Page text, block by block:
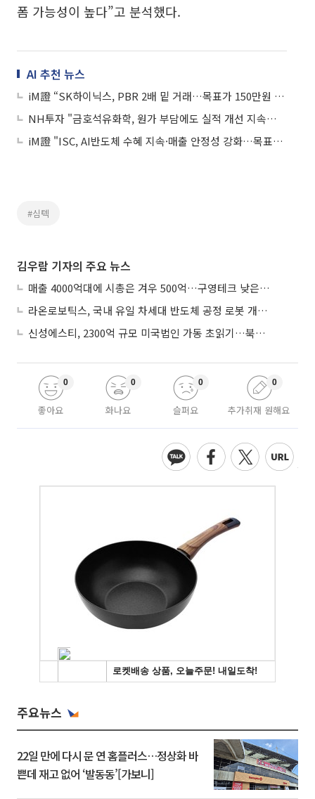
폼 가능성이 높다”고 분석했다.
AI 추천 뉴스
iM證 “SK하이닉스, PBR 2배 밑 거래…목표가 150만원 가능”
NH투자 "금호석유화학, 원가 부담에도 실적 개선 지속…하반기 반등 기대"
iM證 "ISC, AI반도체 수혜 지속·매출 안정성 강화…목표가 29만원으로 상향"
#심텍
김우람 기자의 주요 뉴스
매출 4000억대에 시총은 겨우 500억…구영테크 낮은 몸값에 저가 승계 마무리
라온로보틱스, 국내 유일 차세대 반도체 공정 로봇 개발 ‘고객사 테스트 진행’
신성에스티, 2300억 규모 미국법인 가동 초읽기…북미 ESS 공략 본격화
좋아요
0
화나요
0
슬퍼요
0
추가취재 원해요
0
주요뉴스
22일 만에 다시 문 연 홈플러스…정상화 바
쁜데 재고 없어 ‘발동동’[가보니]